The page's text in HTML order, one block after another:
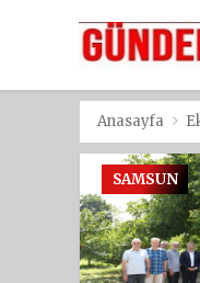
Anasayfa
SAMSUN